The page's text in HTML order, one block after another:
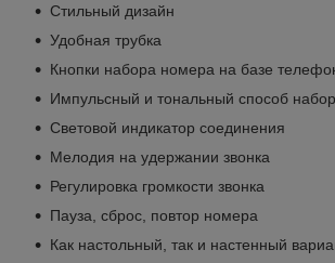
Стильный дизайн
Удобная трубка
Кнопки набора номера на базе
Импульсный и тональный способ
Световой индикатор соединения
Мелодия на удержании звонка
Регулировка громкости звонка
Пауза, сброс, повтор номера
Как настольный, так и настенный